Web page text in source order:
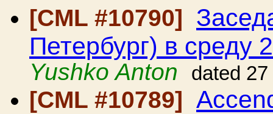
[CML #10790]
Петербург) в среду
Yushko Anton
dated
[CML #10789]